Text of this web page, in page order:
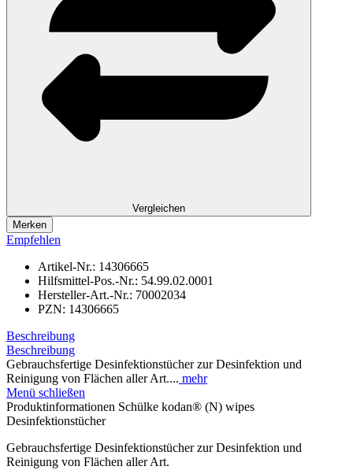
Vergleichen
Merken
Empfehlen
Artikel-Nr.: 14306665
Hilfsmittel-Pos.-Nr.: 54.99.02.0001
Hersteller-Art.-Nr.: 70002034
PZN: 14306665
Beschreibung
Beschreibung
Gebrauchsfertige Desinfektionstücher zur Desinfektion und
Reinigung von Flächen aller Art.... mehr
Menü schließen
Produktinformationen Schülke kodan® (N) wipes
Desinfektionstücher
Gebrauchsfertige Desinfektionstücher zur Desinfektion und
Reinigung von Flächen aller Art.